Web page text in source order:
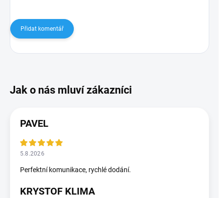
Přidat komentář
PAVEL
5.8.2026
Perfektní komunikace, rychlé dodání.
KRYSTOF KLIMA